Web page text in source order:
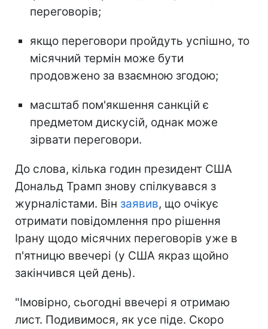
переговорів;
якщо переговори пройдуть успішно, то
місячний термін може бути
продовжено за взаємною згодою;
масштаб пом'якшення санкцій є
предметом дискусій, однак може
зірвати переговори.
До слова, кілька годин президент США
Дональд Трамп знову спілкувався з
журналістами. Він заявив, що очікує
отримати повідомлення про рішення
Ірану щодо місячних переговорів уже в
п'ятницю ввечері (у США якраз щойно
закінчився цей день).
"Імовірно, сьогодні ввечері я отримаю
лист. Подивимося, як усе піде. Скоро